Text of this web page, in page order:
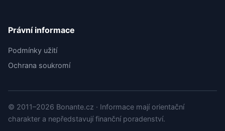
Právní informace
Podmínky užití
Ochrana soukromí
© 2011–2026 Bonante.cz · Informace mají orientační
charakter a nepředstavují finanční poradenství.